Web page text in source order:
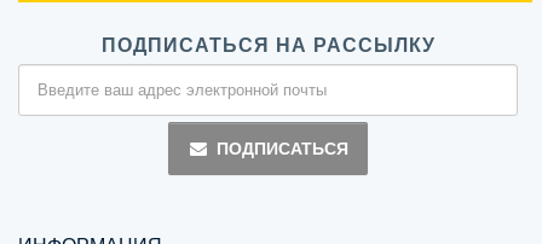
ПОДПИСАТЬСЯ НА РАССЫЛКУ
ПОДПИСАТЬСЯ